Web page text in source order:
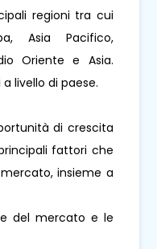
regioni tra cui
Asia Pacifico,
Oriente e Asia.
livello di paese.
di crescita
fattori che
insieme a
del mercato e le